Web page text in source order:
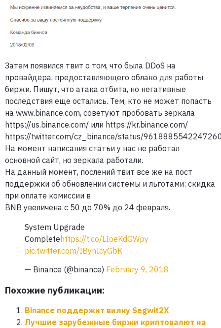
Затем появился твит о том, что была DDoS на
провайдера, предоставляющего облако для работы
биржи. Пишут, что атака отбита, но негативные
последствия еще остались. Тем, кто не может попасть
на www.binance.com, советуют пробовать зеркала
https://us.binance.com/ или https://kr.binance.com/
https://twitter.com/cz_binance/status/
На момент написания статьи у нас не работал
основной сайт, но зеркала работали.
На данный момент, послений твит все же на пост
поддержки об обновлении системы и льготами: скидка
при оплате комиссии в
BNB увеличена с 50 до 70% до 24 февраля.
System Upgrade
Complete https://t.co/LIoeKdGWpy
pic.twitter.com/IBynIcyGbK
— Binance (@binance) February 9, 2018
Похожие публикации:
Binance поддержит вилку Segwit2X
Лучшие зарубежные биржи криптовалют на